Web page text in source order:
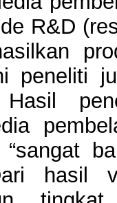
R&D
peneliti
hasil